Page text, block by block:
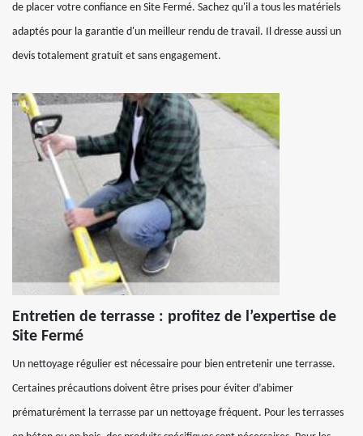
de placer votre confiance en Site Fermé. Sachez qu'il a tous les matériels
adaptés pour la garantie d'un meilleur rendu de travail. Il dresse aussi un
devis totalement gratuit et sans engagement.
Entretien de terrasse : profitez de l’expertise de
Site Fermé
Un nettoyage régulier est nécessaire pour bien entretenir une terrasse.
Certaines précautions doivent être prises pour éviter d’abimer
prématurément la terrasse par un nettoyage fréquent. Pour les terrasses